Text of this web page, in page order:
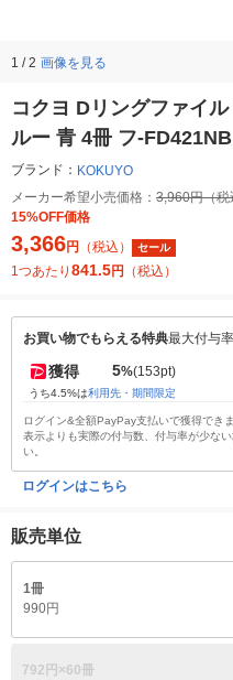
1 / 2 画像を見る
コクヨ Dリングファイ
ルー 青 4冊 フ-FD421NB
ブランド： KOKUYO
メーカー希望小売価格： 3,960円（税
15%OFF価格
3,366円 （税込） セール
1つあたり 841.5円 （税込）
お買い物でもらえる特典最大付与
獲得 5%(153pt)
うち4.5%は利用先・期間限定
ログイン&全額PayPay支払いで獲得でき
表示よりも実際の付与数、付与率が少な
い。
ログインはこちら
販売単位
1冊
990円
792円×60冊